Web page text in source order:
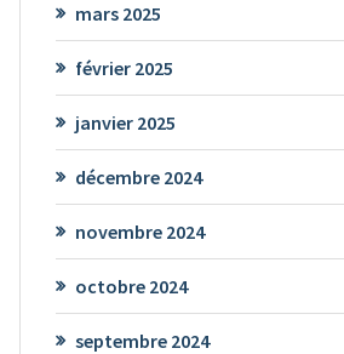
mars 2025
février 2025
janvier 2025
décembre 2024
novembre 2024
octobre 2024
septembre 2024